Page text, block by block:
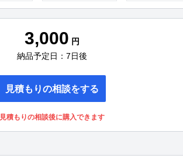
3,000 円
納品予定日：7日後
見積もりの相談をする
見積もりの相談後に購入できます